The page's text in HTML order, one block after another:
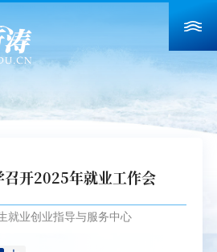
召开2025年就业工作会
就业创业指导与服务中心